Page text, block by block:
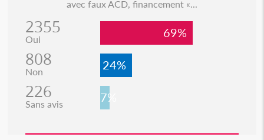
avec faux ACD, financement «...
2355
Oui 69%
808
Non 24%
226
Sans avis 7%